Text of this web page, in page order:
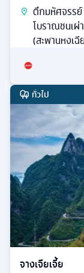
ตึกมหัศจรรย์
โบราณชนเผ่
(สะพานหงเ
ทั่วไป
จางเจียเจี้ย